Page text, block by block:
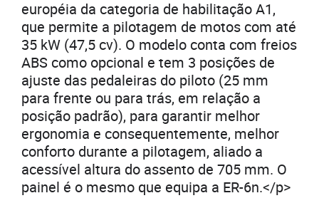
européia da categoria de habilitação A1,
que permite a pilotagem de motos com até
35 kW (47,5 cv). O modelo conta com freios
ABS como opcional e tem 3 posições de
ajuste das pedaleiras do piloto (25 mm
para frente ou para trás, em relação a
posição padrão), para garantir melhor
ergonomia e consequentemente, melhor
conforto durante a pilotagem, aliado a
acessível altura do assento de 705 mm. O
painel é o mesmo que equipa a ER-6n.</p>